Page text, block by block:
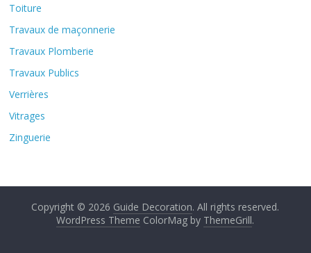
Toiture
Travaux de maçonnerie
Travaux Plomberie
Travaux Publics
Verrières
Vitrages
Zinguerie
Copyright © 2026 Guide Decoration. All rights reserved.
WordPress Theme ColorMag by ThemeGrill.